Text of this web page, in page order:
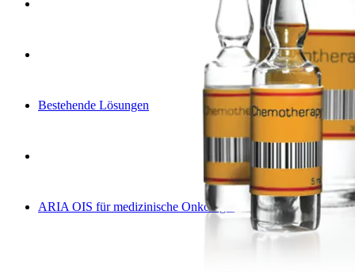
Bestehende Lösungen
ARIA OIS für medizinische Onkologie